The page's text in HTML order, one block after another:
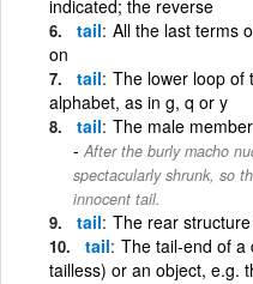
indicated; the reverse
tail All the last terms
on
tail The lower loop of
alphabet, as in g, q or y
tail The male
After the burly macho
spectacularly shrunk, so
innocent tail.
tail The rear
tail The tail-end of a
tailless) or an object, e.g.